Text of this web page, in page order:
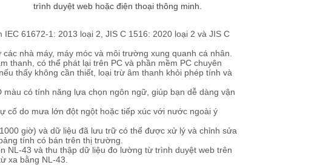
trình duyệt web hoặc điện thoại thông minh.
61672-1: 2013 loại 2, JIS C 1516: 2020 loại 2 và JIS C
nhà máy, máy móc và môi trường xung quanh cá nhân.
thanh, có thể phát lại trên PC và phần mềm PC chuyên
thấy không cần thiết, loại trừ âm thanh khỏi phép tính và
có tính năng lựa chọn ngôn ngữ, giúp bạn dễ dàng vận
cố do mưa lớn đột ngột hoặc tiếp xúc với nước ngoài ý
giờ) và dữ liệu đã lưu trữ có thể được xử lý và chỉnh sửa
tính có bán trên thị trường.
NL-43 và thu thập dữ liệu đo lường từ trình duyệt web trên
xa bằng NL-43.